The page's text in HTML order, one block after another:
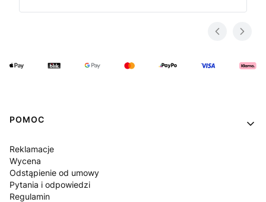
Linki w stopce
POMOC
Reklamacje
Wycena
Odstąpienie od umowy
Pytania i odpowiedzi
Regulamin